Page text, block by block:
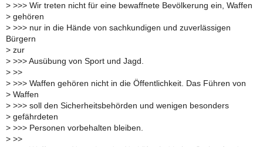
> >>> Wir treten nicht für eine bewaffnete Bevölkerung ein, Waffen
> gehören
> >>> nur in die Hände von sachkundigen und zuverlässigen
Bürgern
> zur
> >>> Ausübung von Sport und Jagd.
> >>
> >>> Waffen gehören nicht in die Öffentlichkeit. Das Führen von
> Waffen
> >>> soll den Sicherheitsbehörden und wenigen besonders
> gefährdeten
> >>> Personen vorbehalten bleiben.
> >>